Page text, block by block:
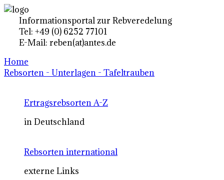
Informationsportal zur Rebveredelung
Tel: +49 (0) 6252 77101
E-Mail: reben(at)antes.de
Home
Rebsorten - Unterlagen - Tafeltrauben
Ertragsrebsorten A-Z
in Deutschland
Rebsorten international
externe Links